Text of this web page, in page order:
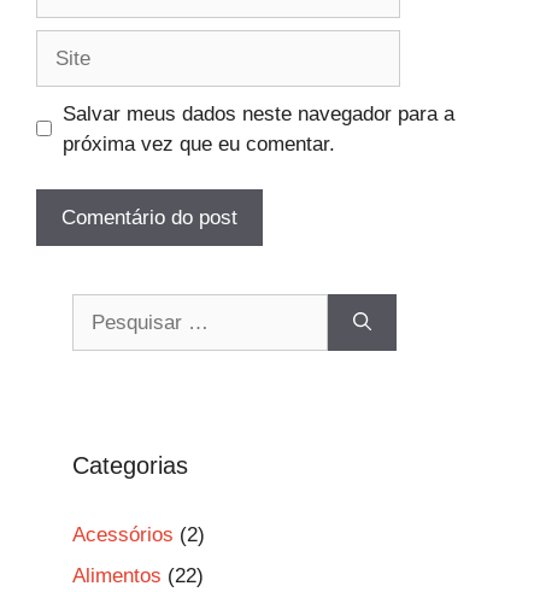
Salvar meus dados neste navegador para a
próxima vez que eu comentar.
Categorias
Acessórios (2)
Alimentos (22)